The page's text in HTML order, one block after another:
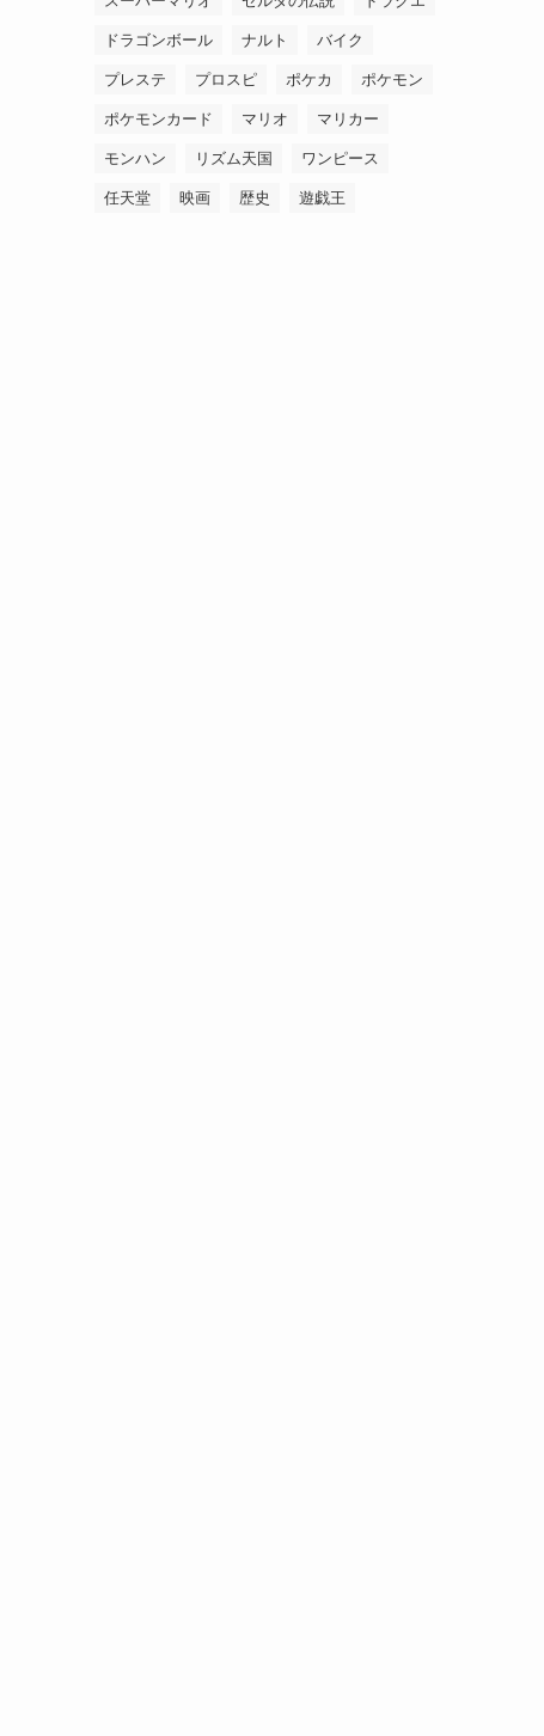
ドラゴンボール ナルト バイク
プレステ プロスピ ポケカ ポケモン
ポケモンカード マリオ マリカー
モンハン リズム天国 ワンピース
任天堂 映画 歴史 遊戯王